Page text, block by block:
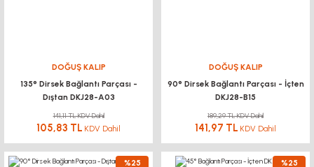
DOĞUŞ KALIP
135° Dirsek Bağlantı Parçası -
Dıştan DKJ28-A03
141,11 TL KDV Dahil
105,83 TL KDV Dahil
DOĞUŞ KALIP
90° Dirsek Bağlantı Parçası - İçten
DKJ28-B15
189,29 TL KDV Dahil
141,97 TL KDV Dahil
%25 %25